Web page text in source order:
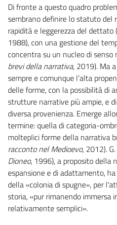
Di fronte a questo quadro
sembrano definire lo statuto del
rapidità e leggerezza del dettato
1988), con una gestione del
concentra su un nucleo di
brevi della narrativa, 2019). Ma
sempre e comunque l’alta
delle forme, con la possibilità di
strutture narrative più ampie, e
diversa provenienza. Emerge
termine: quella di categoria-
molteplici forme della narrativa
racconto nel Medioevo, 2012).
Dioneo, 1996), a proposito della
espansione e di adattamento,
della «colonia di spugne», per
storia, «pur rimanendo immersa
relativamente semplici».